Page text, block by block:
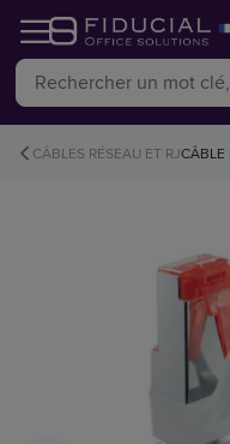
CÂBLES RÉSEAU ET RJCÂBLE